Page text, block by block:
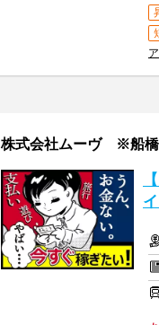
株式会社ムーヴ ※船橋